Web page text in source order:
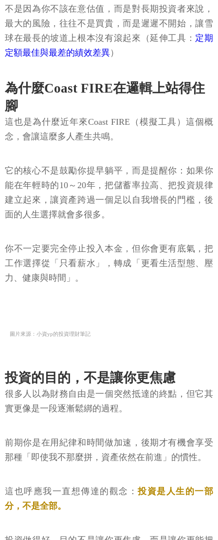
不是因為你不該在意估值，而是對長期投資者來說，
最大的風險，往往不是買貴，而是遲遲不開始，讓雪
球在最長的坡道上根本沒有滾起來（延伸工具： 定期
定額最佳與最差的績效差異）
為什麼Coast FIRE在邏輯上站得住
腳
這也是為什麼近年來Coast FIRE（模擬工具）這個概
念，會讓這麼多人產生共鳴。
它的核心不是鼓勵你提早躺平，而是提醒你：如果你
能在年輕時的10～20年，把儲蓄率拉高、把投資規律
建立起來，讓資產跨過一個足以自我增長的門檻，後
面的人生選擇就會多很多。
你不一定要完全停止投入本金，但你會更有底氣，把
工作選擇從「只看薪水」，轉成「更看生活型態、壓
力、健康與時間」。
圖片來源：小資yp的投資理財筆記
投資的目的，不是讓你更焦慮
很多人以為財務自由是一個突然抵達的終點，但它其
實更像是一段逐漸鬆綁的過程。
前期你是在用紀律和時間做加速，後期才有機會享受
那種「即使我不那麼拼，資產依然在前進」的慣性。
這也呼應我一直想傳達的觀念：投資是人生的一部
分，不是全部。